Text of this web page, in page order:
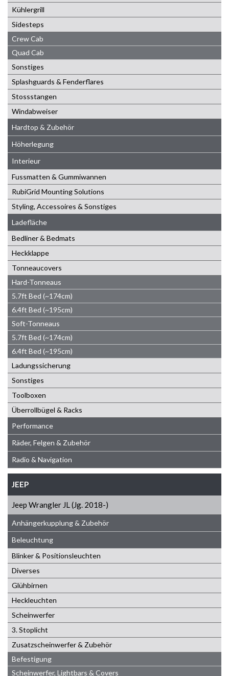
Kühlergrill
Sidesteps
Crew Cab
Quad Cab
Sonstiges
Splashguards & Fenderflares
Stossstangen
Windabweiser
Hardtop & Zubehör
Höherlegung
Interieur
Fussmatten & Gummiwannen
RubiGrid Mounting Solutions
Styling, Accessoires & Sonstiges
Ladefläche
Bedliner & Bedmats
Heckklappe
Tonneaucovers
Hard-Tonneaus
5.7ft Bed (~174cm)
6.4ft Bed (~195cm)
Soft-Tonneaus
5.7ft Bed (~174cm)
6.4ft Bed (~195cm)
Ladungssicherung
Sonstiges
Toolboxen
Überrollbügel & Racks
Performance
Räder, Felgen & Zubehör
Radio & Navigation
JEEP
Jeep Wrangler JL (Jg. 2018-)
Anhängerkupplung & Zubehör
Beleuchtung
Blinker & Positionsleuchten
Diverses
Glühbirnen
Heckleuchten
Scheinwerfer
3. Stoplicht
Zusatzscheinwerfer & Zubehör
Befestigung
Scheinwerfer, Lightbars & Covers